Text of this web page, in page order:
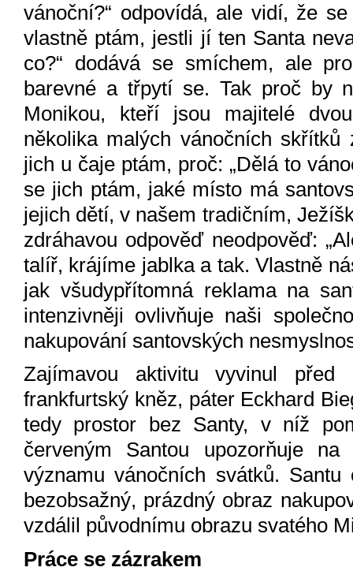
vánoční?“ odpovídá, ale vidí, že
vlastně ptám, jestli jí ten Santa
co?“ dodává se smíchem, ale
barevné a třpytí se. Tak proč by
Monikou, kteří jsou majitelé
několika malých vánočních
jich u čaje ptám, proč: „Dělá to
se jich ptám, jaké místo má
jejich dětí, v našem tradičním,
zdráhavou odpověď neodpověď:
talíř, krájíme jablka a tak. Vlastně
jak všudypřítomná reklama na
intenzivněji ovlivňuje naši
nakupování santovských
Zajímavou aktivitu vyvinul
frankfurtský kněz, páter Eckhard
tedy prostor bez Santy, v níž
červeným Santou upozorňuje na
významu vánočních svátků. Santu
bezobsažný, prázdný obraz
vzdálil původnímu obrazu svatého
Práce se zázrakem